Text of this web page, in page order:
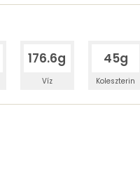
176.6g
Víz
45g
Koleszterin